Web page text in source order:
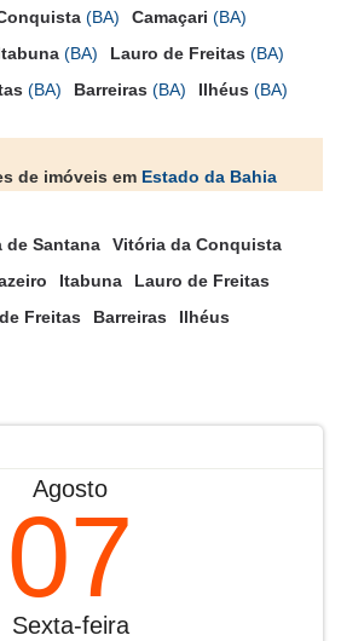
(BA) Camaçari (BA)
(BA) Lauro de Freitas (BA)
(BA) Barreiras (BA) Ilhéus (BA)
de imóveis em Estado da Bahia
de Santana
Vitória da Conquista
Itabuna
Lauro de Freitas
Freitas
Barreiras Ilhéus
Agosto
07
Sexta-feira